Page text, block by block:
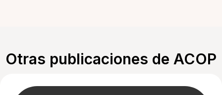
Otras publicaciones de ACOP